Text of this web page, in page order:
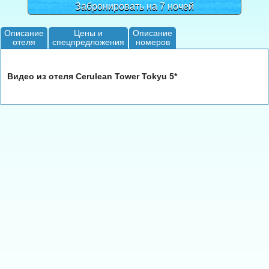
Забронировать на 7 ночей
Описание
отеля
Цены и
спецпредложения
Описание
номеров
Видео из отеля Cerulean Tower Tokyu 5*